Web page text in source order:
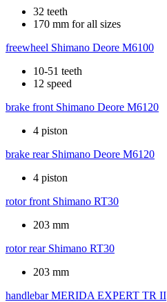
32 teeth
170 mm for all sizes
freewheel Shimano Deore M6100
10-51 teeth
12 speed
brake front Shimano Deore M6120
4 piston
brake rear Shimano Deore M6120
4 piston
rotor front Shimano RT30
203 mm
rotor rear Shimano RT30
203 mm
handlebar MERIDA EXPERT TR II